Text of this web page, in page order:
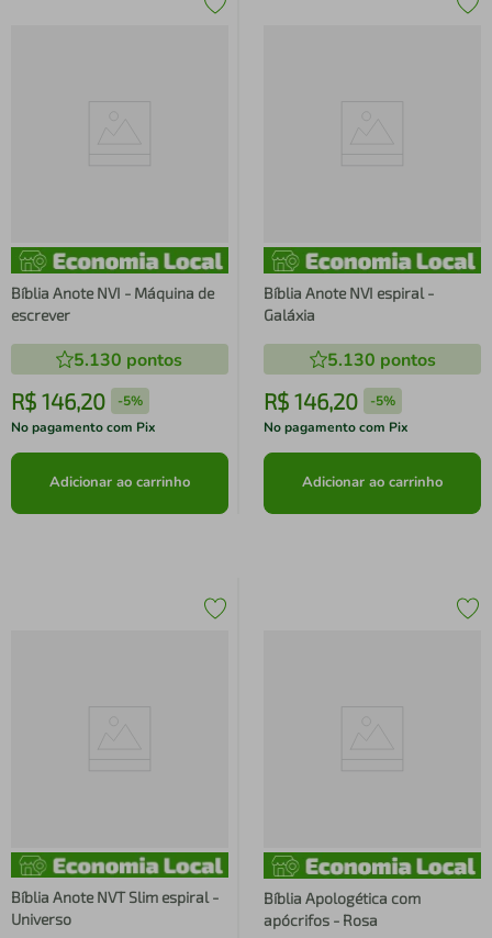
Bíblia Anote NVI - Máquina de
escrever
5.130 pontos
R$ 146,20 -5%
No pagamento com Pix
Adicionar ao carrinho
Bíblia Anote NVI espiral -
Galáxia
5.130 pontos
R$ 146,20 -5%
No pagamento com Pix
Adicionar ao carrinho
Bíblia Anote NVT Slim espiral -
Universo
Bíblia Apologética com
apócrifos - Rosa